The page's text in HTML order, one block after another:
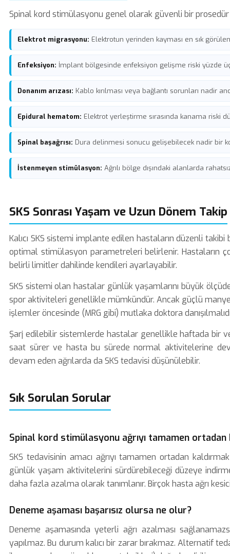
Spinal kord stimülasyonu genel olarak güvenli bir
Elektrot migrasyonu: Elektrotun yerinden kayması en sık
Enfeksiyon: İmplant bölgesinde enfeksiyon gelişme riski yüzde
Donanım arızası: Kablo kırılması veya bağlantı sorunları nadir
Epidural hematom: Elektrot yerleştirme sırasında kanama riski
Spinal başağrısı: Dura delinmesi sonucu gelişebilecek nadir bir
İstenmeyen stimülasyon: Ağrılı bölge dışındaki alanlarda
SKS Sonrası Yaşam ve Uzun Dönem Takip
Kalıcı SKS sistemi implante edilen hastaların düzenli
optimal stimülasyon parametreleri belirlenir. Hastaların
belirli limitler dahilinde kendileri ayarlayabilir.
SKS sistemi olan hastalar günlük yaşamlarını büyük
spor aktiviteleri genellikle mümkündür. Ancak güçlü
işlemler öncesinde (MRG gibi) mutlaka doktora
Şarj edilebilir sistemlerde hastalar genellikle haftada bir
saat sürer ve hasta bu sürede normal aktivitelerine
devam eden ağrılarda da SKS tedavisi düşünülebilir.
Sık Sorulan Sorular
Spinal kord stimülasyonu ağrıyı tamamen ortadan
SKS tedavisinin amacı ağrıyı tamamen ortadan
günlük yaşam aktivitelerini sürdürebileceği düzeye
daha fazla azalma olarak tanımlanır. Birçok hasta ağrı
Deneme aşaması başarısız olursa ne olur?
Deneme aşamasında yeterli ağrı azalması
yapılmaz. Bu durum kalıcı bir zarar bırakmaz. Alternatif